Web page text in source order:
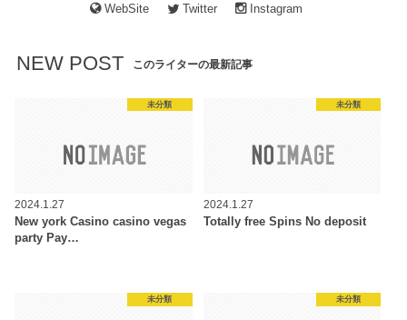
WebSite Twitter Instagram
NEW POST このライターの最新記事
未分類
2024.1.27
New york Casino casino vegas
party Pay…
未分類
2024.1.27
Totally free Spins No deposit
未分類 未分類